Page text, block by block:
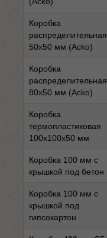
Коробка
распределительная
50x50 мм (Acko)
Коробка
распределительная
80x50 мм (Acko)
Коробка
термопластиковая
100x100x50 мм
Коробка 100 мм с
крышкой под бетон
Коробка 100 мм с
крышкой под
гипсокартон